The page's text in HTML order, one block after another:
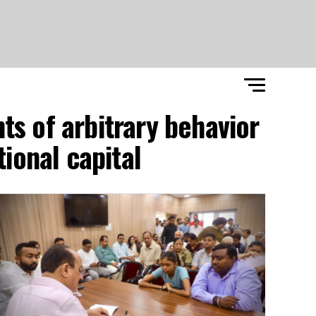
of arbitrary behavior
capital"